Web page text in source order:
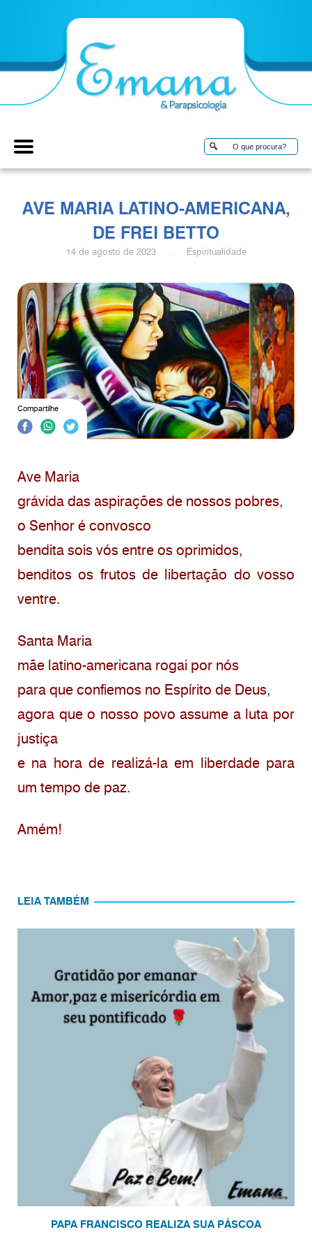
AVE MARIA LATINO-AMERICANA,
DE FREI BETTO
14 de agosto de 2023 . Espiritualidade
Compartilhe
Ave Maria
grávida das aspirações de nossos pobres,
o Senhor é convosco
bendita sois vós entre os oprimidos,
benditos os frutos de libertação do vosso
ventre.
Santa Maria
mãe latino-americana rogai por nós
para que confiemos no Espírito de Deus,
agora que o nosso povo assume a luta por
justiça
e na hora de realizá-la em liberdade para
um tempo de paz.
Amém!
LEIA TAMBÉM
PAPA FRANCISCO REALIZA SUA PÁSCOA